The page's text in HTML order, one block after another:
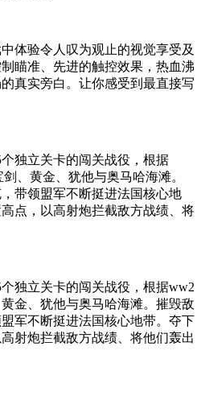
体验令人叹为观止的视觉享受及
瞄准、先进的触控效果，热血沸
真实旁白。让你感受到最直接写
独立关卡的闯关战役，根据
、黄金、犹他与奥马哈海滩。
带领盟军不断挺进法国核心地
点，以高射炮拦截敌方战绩、将
独立关卡的闯关战役，根据ww2
金、犹他与奥马哈海滩。摧毁敌
军不断挺进法国核心地带。夺下
射炮拦截敌方战绩、将他们轰出